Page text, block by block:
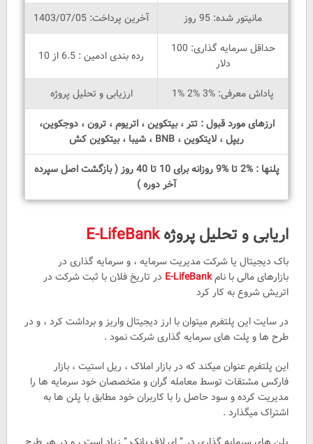
مانیتور شده: 95 روز
آخرین پرداخت: 1403/07/05
حداقل سرمایه گذاری: 100
دلار
رده بندی ادمین : 6.5 از 10
پاداش معرفی: %3 %2 %1
ارزیابی و تحلیل پروژه
ارزهای مورد قبول : تتر ، بیتکوین ، اتریوم ، ترون ، دوجکوین،
ریپل ، لایتکوین ، BNB ، شیبا ، بیتکوین کش
پلنها : %2 تا %9 روزانه برای 10 تا 40 روز ( بازگشت اصل سپرده
آخر دوره )
اریابی و تحلیل پروژهE-LifeBank
باک دیجیتال یا شرکت مدیریت سرمایه ، و سرمایه گذاری در
بازارهای مالی با نامE-LifeBank در تاریخ فلان با ثبت شرکت در
اتریش شروع به کار کرد
در سایت این پلتفرم میتوان با ارز دیجیتال واریز و برداشت کرد ، و در
طرح ها و پلت های سرمایه گذاری شرکت نمود .
این پلتفرم عنوان میکند که در بازار املاک ، ریل استیت ، بازار
فارکس مشتقات توسط معامله گران و متخصصان خود سرمایه ها را
مدیریت کرده و سود حاصل را با کاربران خود مطابق با پلن ها به
اشتراک میگذارد .